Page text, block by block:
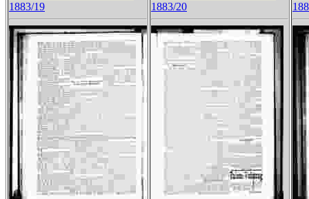
1883/19
1883/20